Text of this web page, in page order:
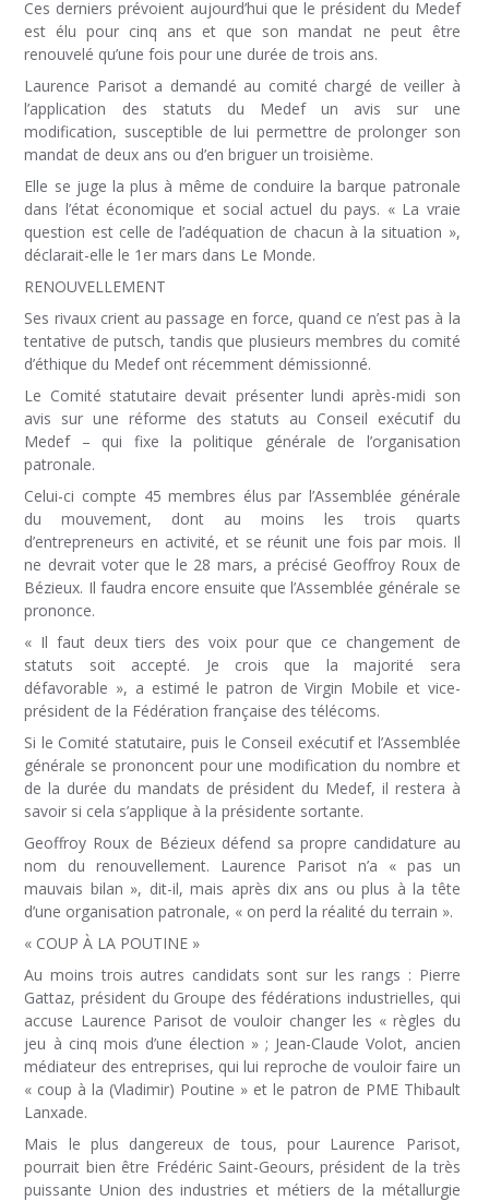
Ces derniers prévoient aujourd’hui que le président du Medef
est élu pour cinq ans et que son mandat ne peut être
renouvelé qu’une fois pour une durée de trois ans.
Laurence Parisot a demandé au comité chargé de veiller à
l’application des statuts du Medef un avis sur une
modification, susceptible de lui permettre de prolonger son
mandat de deux ans ou d’en briguer un troisième.
Elle se juge la plus à même de conduire la barque patronale
dans l’état économique et social actuel du pays. « La vraie
question est celle de l’adéquation de chacun à la situation »,
déclarait-elle le 1er mars dans Le Monde.
RENOUVELLEMENT
Ses rivaux crient au passage en force, quand ce n’est pas à la
tentative de putsch, tandis que plusieurs membres du comité
d’éthique du Medef ont récemment démissionné.
Le Comité statutaire devait présenter lundi après-midi son
avis sur une réforme des statuts au Conseil exécutif du
Medef – qui fixe la politique générale de l’organisation
patronale.
Celui-ci compte 45 membres élus par l’Assemblée générale
du mouvement, dont au moins les trois quarts
d’entrepreneurs en activité, et se réunit une fois par mois. Il
ne devrait voter que le 28 mars, a précisé Geoffroy Roux de
Bézieux. Il faudra encore ensuite que l’Assemblée générale se
prononce.
« Il faut deux tiers des voix pour que ce changement de
statuts soit accepté. Je crois que la majorité sera
défavorable », a estimé le patron de Virgin Mobile et vice-
président de la Fédération française des télécoms.
Si le Comité statutaire, puis le Conseil exécutif et l’Assemblée
générale se prononcent pour une modification du nombre et
de la durée du mandats de président du Medef, il restera à
savoir si cela s’applique à la présidente sortante.
Geoffroy Roux de Bézieux défend sa propre candidature au
nom du renouvellement. Laurence Parisot n’a « pas un
mauvais bilan », dit-il, mais après dix ans ou plus à la tête
d’une organisation patronale, « on perd la réalité du terrain ».
« COUP À LA POUTINE »
Au moins trois autres candidats sont sur les rangs : Pierre
Gattaz, président du Groupe des fédérations industrielles, qui
accuse Laurence Parisot de vouloir changer les « règles du
jeu à cinq mois d’une élection » ; Jean-Claude Volot, ancien
médiateur des entreprises, qui lui reproche de vouloir faire un
« coup à la (Vladimir) Poutine » et le patron de PME Thibault
Lanxade.
Mais le plus dangereux de tous, pour Laurence Parisot,
pourrait bien être Frédéric Saint-Geours, président de la très
puissante Union des industries et métiers de la métallurgie